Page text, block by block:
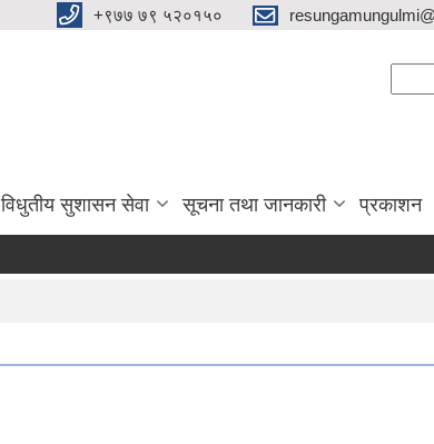
+९७७ ७९ ५२०१५०
विधुतीय सुशासन सेवा सूचना तथा जानकारी प्रकाशन